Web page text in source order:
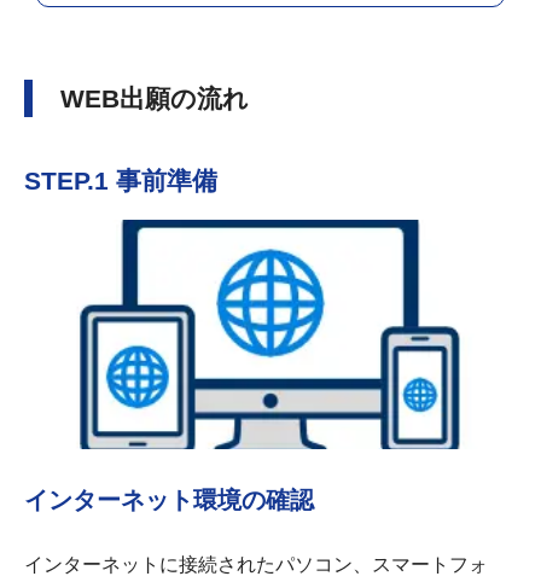
WEB出願の流れ
STEP.1 事前準備
インターネット環境の確認
インターネットに接続されたパソコン、スマートフォ